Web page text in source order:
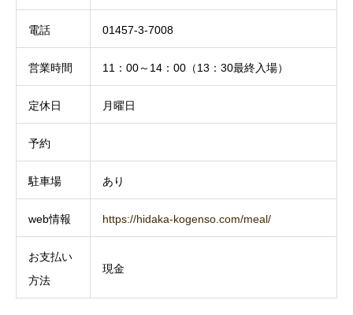
電話 01457-3-7008
営業時間 11：00～14：00（13：30最終入場）
定休日 月曜日
予約
駐車場 あり
web情報 https://hidaka-kogenso.com/meal/
お支払い
方法
現金